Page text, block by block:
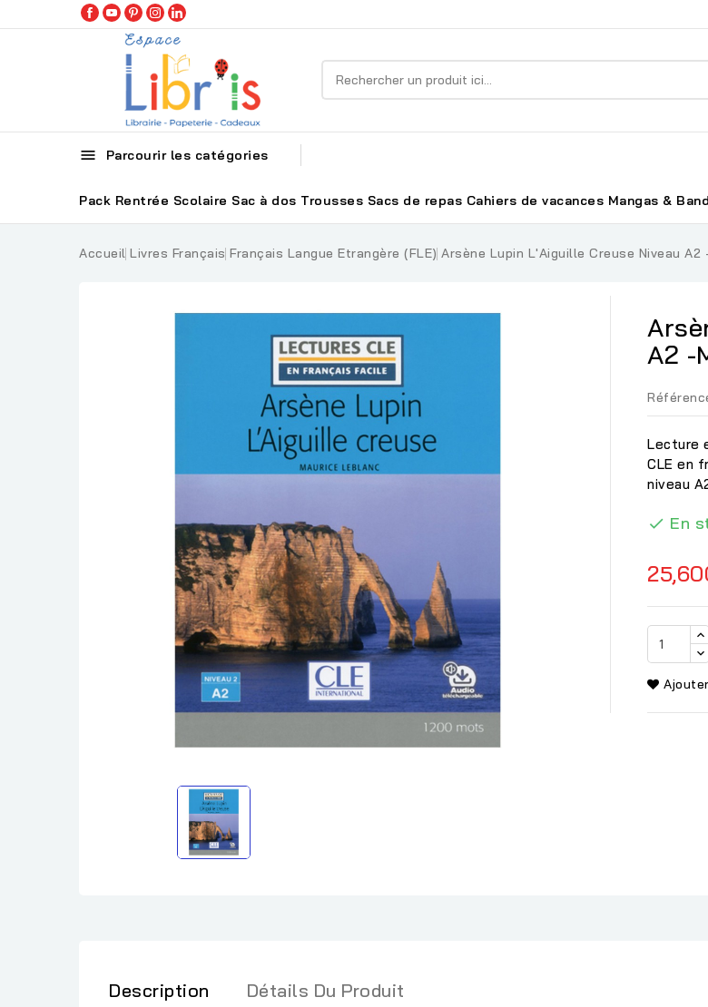
 Parcourir les catégories
Pack Rentrée Scolaire Sac à dos Trousses Sacs de repas Cahiers de vacances Mangas &
Accueil Livres Français Français Langue Etrangère (FLE) Arsène Lupin L'Aiguille Creuse Niveau A2
A2 -
Lecture
CLE en
niveau
 En
Description Détails Du Produit